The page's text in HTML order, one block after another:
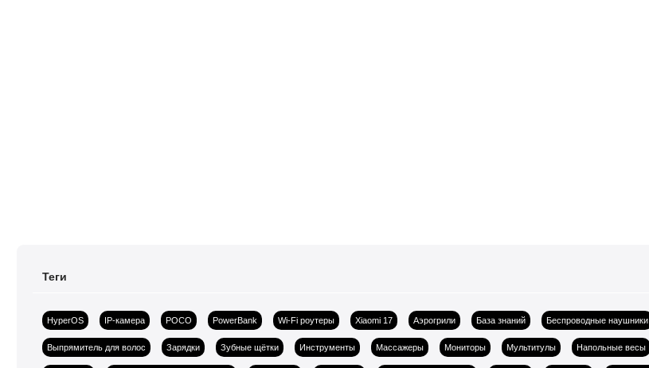
Теги
HyperOS IP-камера POCO PowerBank Wi-Fi роутеры Xiaomi 17 Аэрогрили База знаний Беспроводные наушники
Выпрямитель для волос Зарядки Зубные щётки Инструменты Массажеры Мониторы Мультитулы Напольные весы